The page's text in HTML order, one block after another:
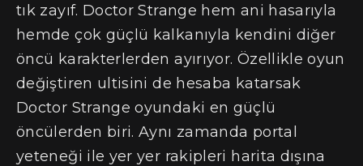
tık zayıf. Doctor Strange hem ani hasarıyla
hemde çok güçlü kalkanıyla kendini diğer
öncü karakterlerden ayırıyor. Özellikle oyun
değiştiren ultisini de hesaba katarsak
Doctor Strange oyundaki en güçlü
öncülerden biri. Aynı zamanda portal
yeteneği ile yer yer rakipleri harita dışına